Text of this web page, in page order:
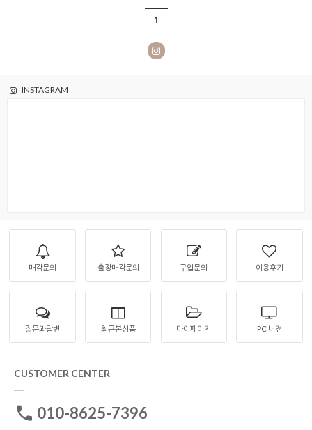
1
INSTAGRAM
매각문의 출장매각문의 구입문의 이용후기
질문과답변 최근본상품 마이페이지 PC 버젼
CUSTOMER CENTER
010-8625-7396